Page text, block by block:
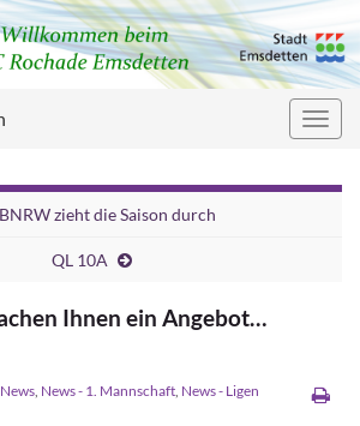
zieht die Saison durch
QL 10A
Ihnen ein Angebot…
News News - 1. Mannschaft News - Ligen